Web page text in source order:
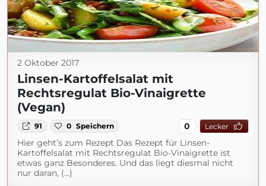
2 Oktober 2017
Linsen-Kartoffelsalat mit
Rechtsregulat Bio-Vinaigrette
(Vegan)
91 0 Speichern 0 Lecker
Hier geht’s zum Rezept Das Rezept für Linsen-
Kartoffelsalat mit Rechtsregulat Bio-Vinaigrette ist
etwas ganz Besonderes. Und das liegt diesmal nicht
nur daran, (...)